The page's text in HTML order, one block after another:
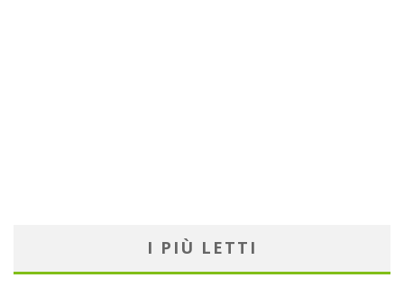
I PIÙ LETTI